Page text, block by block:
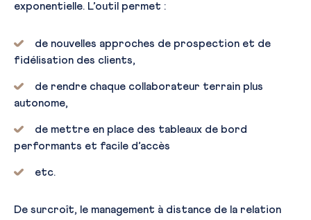
exponentielle. L’outil permet :
de nouvelles approches de prospection et de
fidélisation des clients,
de rendre chaque collaborateur terrain plus
autonome,
de mettre en place des tableaux de bord
performants et facile d’accès
etc.
De surcroît, le management à distance de la relation